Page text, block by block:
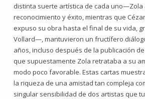
distinta suerte artística de cada uno—Zola
reconocimiento y éxito, mientras que
expuso su obra hasta el final de su vida,
Vollard—, mantuvieron un fructífero
años, incluso después de la publicación
que supuestamente Zola retrataba a su
modo poco favorable. Estas cartas
la riqueza de una amistad tan compleja
singular sensibilidad de dos artistas que